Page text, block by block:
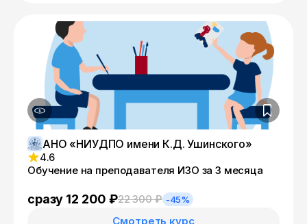
АНО «НИУДПО имени К.Д. Ушинского»
4.6
Обучение на преподавателя ИЗО за 3 месяца
сразу 12 200 ₽22 300 ₽ -45%
Смотреть курс